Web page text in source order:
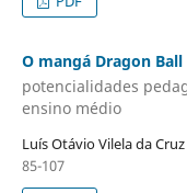
O mangá Dragon
potencialidades
ensino médio
Luís Otávio Vilela da Cruz
85-107